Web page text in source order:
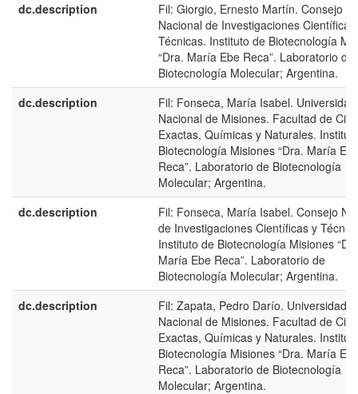
dc.description
Fil: Giorgio, Ernesto Martín. Consejo
Nacional de Investigaciones
Técnicas. Instituto de Biotecnología
“Dra. María Ebe Reca”. Laboratorio de
Biotecnología Molecular; Argentina.
dc.description
Fil: Fonseca, María Isabel. Universidad
Nacional de Misiones. Facultad de
Exactas, Químicas y Naturales.
Biotecnología Misiones “Dra. María
Reca”. Laboratorio de Biotecnología
Molecular; Argentina.
dc.description
Fil: Fonseca, María Isabel. Consejo
de Investigaciones Científicas y
Instituto de Biotecnología Misiones
María Ebe Reca”. Laboratorio de
Biotecnología Molecular; Argentina.
dc.description
Fil: Zapata, Pedro Darío. Universidad
Nacional de Misiones. Facultad de
Exactas, Químicas y Naturales.
Biotecnología Misiones “Dra. María
Reca”. Laboratorio de Biotecnología
Molecular; Argentina.